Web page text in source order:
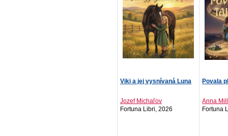
Viki a jej vysnívaná Luna
Jozef Michaľov
Fortuna Libri, 2026
Povala
Anna
Fortuna